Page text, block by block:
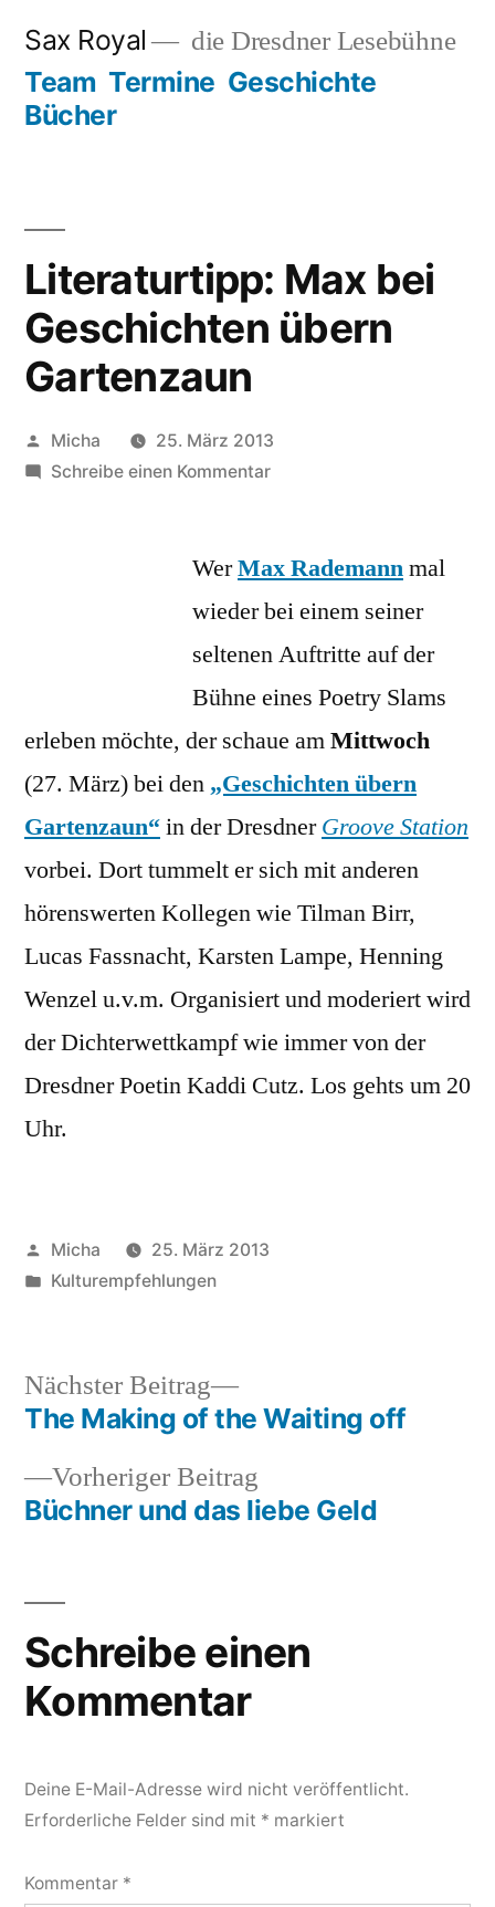
springen
Sax Royal die Dresdner Lesebühne
Team Termine Geschichte
Bücher
Literaturtipp: Max bei
Geschichten übern
Gartenzaun
Veröffentlicht
von
Micha
25. März 2013
Schreibe einen Kommentarzu
bei
übern
Gartenzaun
WerMax Rademannmal
wieder bei einem seiner
seltenen Auftritte auf der
Bühne eines Poetry Slams
erleben möchte, der schaue amMittwoch
(27. März) bei den „Geschichten übern
Gartenzaun“in der DresdnerGroove Station
vorbei. Dort tummelt er sich mit anderen
hörenswerten Kollegen wie Tilman Birr,
Lucas Fassnacht, Karsten Lampe, Henning
Wenzel u.v.m. Organisiert und moderiert wird
der Dichterwettkampf wie immer von der
Dresdner Poetin Kaddi Cutz. Los gehts um 20
Uhr.
Veröffentlicht
von
Micha
25. März 2013
Veröffentlicht
Kulturempfehlungen
Beitragsnavigation
Vorheriger Beitrag
Beitrag:
Büchner und das liebe Geld
Nächster Beitrag
Nächster
Beitrag:
The Making of the Waiting off
Schreibe einen
Kommentar
Deine E-Mail-Adresse wird nicht veröffentlicht.
Erforderliche Felder sind mit * markiert
Kommentar *